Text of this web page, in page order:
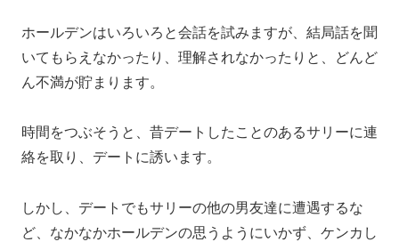
ホールデンはいろいろと会話を試みますが、結局話を聞
いてもらえなかったり、理解されなかったりと、どんど
ん不満が貯まります。
時間をつぶそうと、昔デートしたことのあるサリーに連
絡を取り、デートに誘います。
しかし、デートでもサリーの他の男友達に遭遇するな
ど、なかなかホールデンの思うようにいかず、ケンカし